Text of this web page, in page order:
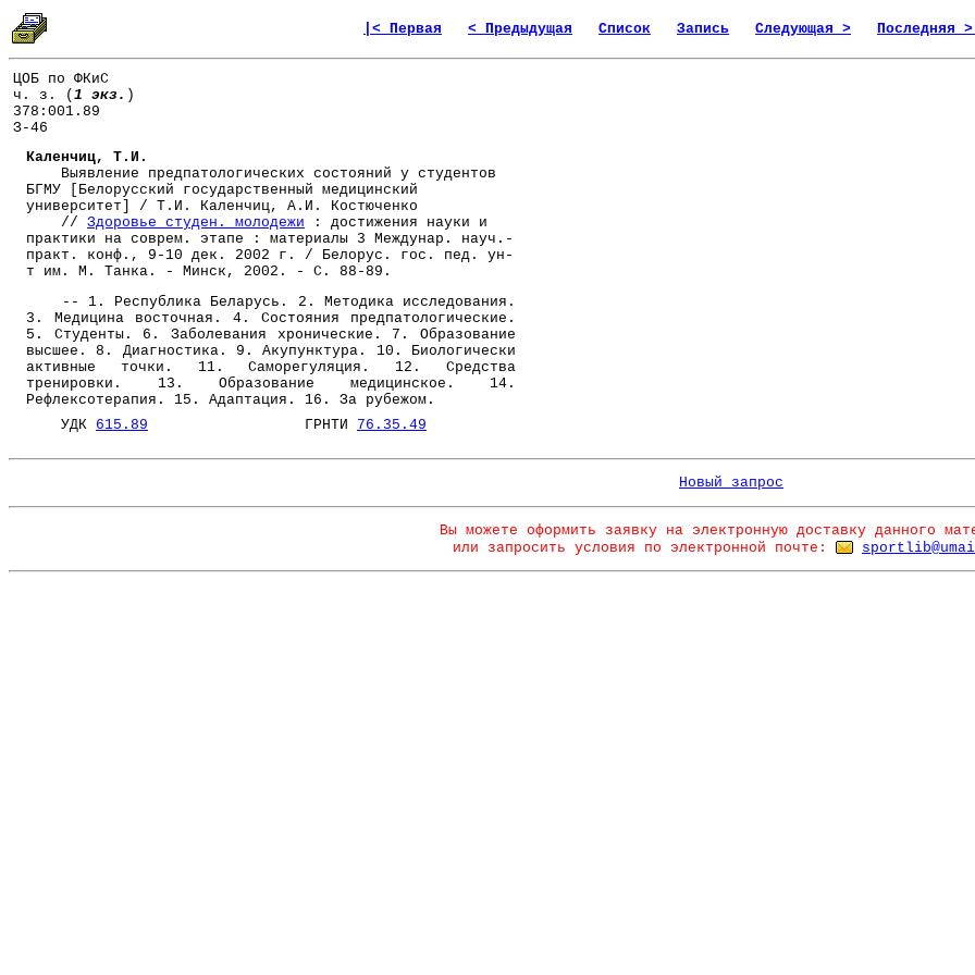
|< Первая < Предыдущая Список Запись Следующая > Последняя >|
ЦОБ по ФКиС
ч. з. ( 1 экз. )
378:001.89
З-46
Каленчиц, Т.И.
Выявление предпатологических состояний у студентов
БГМУ [Белорусский государственный медицинский
университет] / Т.И. Каленчиц, А.И. Костюченко
// Здоровье студен. молодежи : достижения науки и
практики на соврем. этапе : материалы 3 Междунар. науч.-
практ. конф., 9-10 дек. 2002 г. / Белорус. гос. пед. ун-
т им. М. Танка. - Минск, 2002. - С. 88-89.
-- 1. Республика Беларусь. 2. Методика исследования.
3. Медицина восточная. 4. Состояния предпатологические.
5. Студенты. 6. Заболевания хронические. 7. Образование
высшее. 8. Диагностика. 9. Акупунктура. 10. Биологически
активные точки. 11. Саморегуляция. 12. Средства
тренировки. 13. Образование медицинское. 14.
Рефлексотерапия. 15. Адаптация. 16. За рубежом.
УДК 615.89 ГРНТИ 76.35.49
Новый запрос
Вы можете оформить заявку на электронную доставку данного
или запросить условия по электронной почте: